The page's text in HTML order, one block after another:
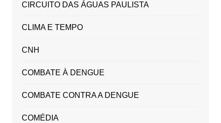
CIRCUITO DAS ÁGUAS PAULISTA
CLIMA E TEMPO
CNH
COMBATE À DENGUE
COMBATE CONTRA A DENGUE
COMÉDIA